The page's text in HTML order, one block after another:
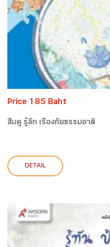
Price 185 Baht
สืบดู รู้ลึก เรื่องภัยธรรมชาติ
DETAIL